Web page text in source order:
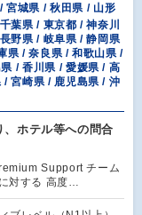
宮城県 / 秋田県 / 山形
葉県 / 東京都 / 神奈川
野県 / 岐阜県 / 静岡県
県 / 奈良県 / 和歌山県 /
/ 香川県 / 愛媛県 / 高
宮崎県 / 鹿児島県 / 沖
ホテル等への問合
Support チーム
対する 高度…